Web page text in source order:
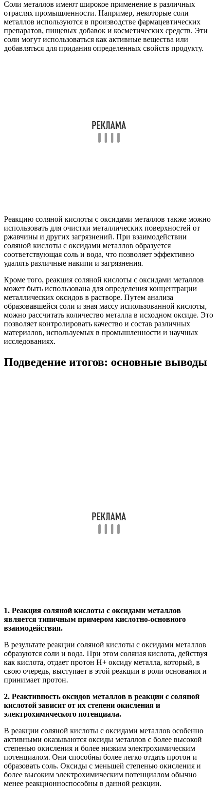
Соли металлов имеют широкое применение в различных
отраслях промышленности. Например, некоторые соли
металлов используются в производстве фармацевтических
препаратов, пищевых добавок и косметических средств. Эти
соли могут использоваться как активные вещества или
добавляться для придания определенных свойств продукту.
Реакцию соляной кислоты с оксидами металлов также можно
использовать для очистки металлических поверхностей от
ржавчины и других загрязнений. При взаимодействии
соляной кислоты с оксидами металлов образуется
соответствующая соль и вода, что позволяет эффективно
удалять различные накипи и загрязнения.
Кроме того, реакция соляной кислоты с оксидами металлов
может быть использована для определения концентрации
металлических оксидов в растворе. Путем анализа
образовавшейся соли и зная массу использованной кислоты,
можно рассчитать количество металла в исходном оксиде. Это
позволяет контролировать качество и состав различных
материалов, используемых в промышленности и научных
исследованиях.
Подведение итогов: основные выводы
1. Реакция соляной кислоты с оксидами металлов
является типичным примером кислотно-основного
взаимодействия.
В результате реакции соляной кислоты с оксидами металлов
образуются соли и вода. При этом соляная кислота, действуя
как кислота, отдает протон H+ оксиду металла, который, в
свою очередь, выступает в этой реакции в роли основания и
принимает протон.
2. Реактивность оксидов металлов в реакции с соляной
кислотой зависит от их степени окисления и
электрохимического потенциала.
В реакции соляной кислоты с оксидами металлов особенно
активными оказываются оксиды металлов с более высокой
степенью окисления и более низким электрохимическим
потенциалом. Они способны более легко отдать протон и
образовать соль. Оксиды с меньшей степенью окисления и
более высоким электрохимическим потенциалом обычно
менее реакционноспособны в данной реакции.